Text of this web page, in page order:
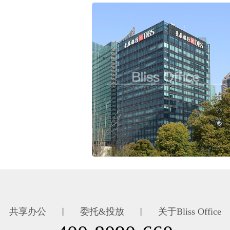
共享办公 委托&投放 关于Bliss Office